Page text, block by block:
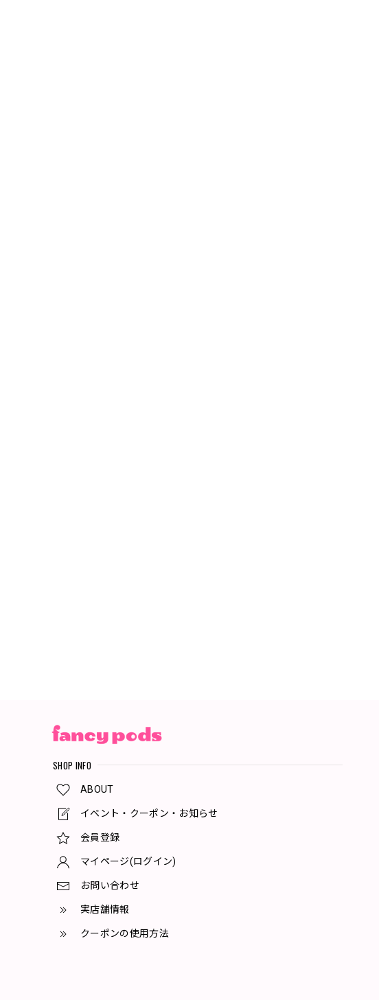
SHOP INFO
ABOUT
イベント・クーポン・お知らせ
会員登録
マイページ(ログイン)
お問い合わせ
実店舗情報
クーポンの使用方法